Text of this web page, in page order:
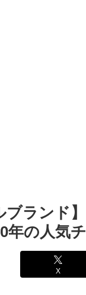
ブランド
年の人気
X